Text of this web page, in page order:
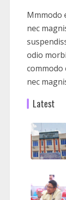
Mmmodo
nec
odio
commodo
nec
Latest